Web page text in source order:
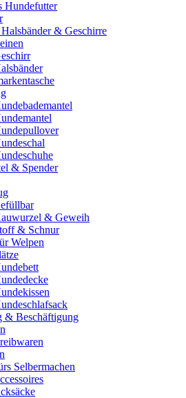
Hundefutter
& Geschirre
& Spender
& Geweih
& Schnur
Welpen
& Beschäftigung
Selbermachen